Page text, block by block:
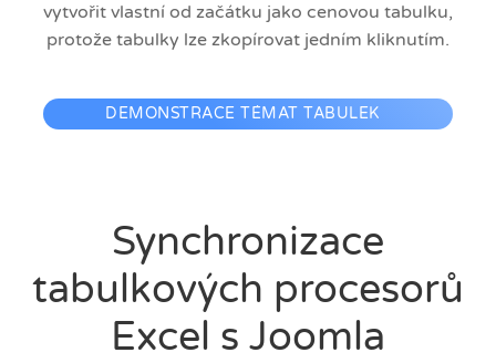
vytvořit vlastní od začátku jako cenovou tabulku,
protože tabulky lze zkopírovat jedním kliknutím.
DEMONSTRACE TÉMAT TABULEK
Synchronizace
tabulkových procesorů
Excel s Joomla